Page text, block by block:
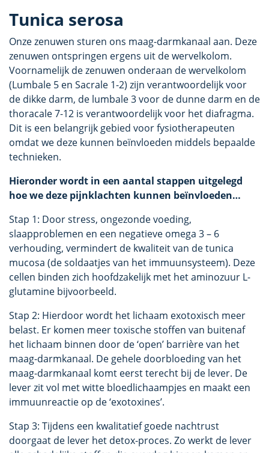
Tunica serosa
Onze zenuwen sturen ons maag-darmkanaal aan. Deze
zenuwen ontspringen ergens uit de wervelkolom.
Voornamelijk de zenuwen onderaan de wervelkolom
(Lumbale 5 en Sacrale 1-2) zijn verantwoordelijk voor
de dikke darm, de lumbale 3 voor de dunne darm en de
thoracale 7-12 is verantwoordelijk voor het diafragma.
Dit is een belangrijk gebied voor fysiotherapeuten
omdat we deze kunnen beïnvloeden middels bepaalde
technieken.
Hieronder wordt in een aantal stappen uitgelegd
hoe we deze pijnklachten kunnen beïnvloeden…
Stap 1: Door stress, ongezonde voeding,
slaapproblemen en een negatieve omega 3 – 6
verhouding, vermindert de kwaliteit van de tunica
mucosa (de soldaatjes van het immuunsysteem). Deze
cellen binden zich hoofdzakelijk met het aminozuur L-
glutamine bijvoorbeeld.
Stap 2: Hierdoor wordt het lichaam exotoxisch meer
belast. Er komen meer toxische stoffen van buitenaf
het lichaam binnen door de ‘open’ barrière van het
maag-darmkanaal. De gehele doorbloeding van het
maag-darmkanaal komt eerst terecht bij de lever. De
lever zit vol met witte bloedlichaampjes en maakt een
immuunreactie op de ‘exotoxines’.
Stap 3: Tijdens een kwalitatief goede nachtrust
doorgaat de lever het detox-proces. Zo werkt de lever